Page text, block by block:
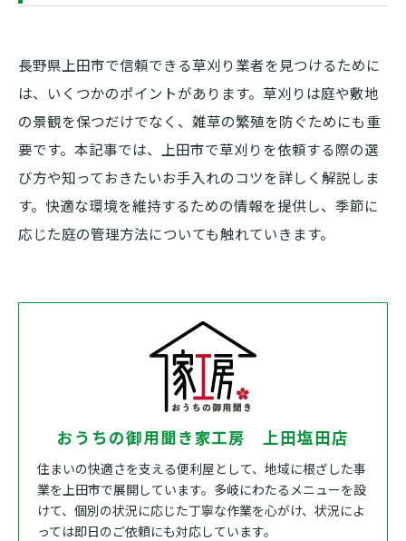
長野県上田市で信頼できる草刈り業者を見つけるために
は、いくつかのポイントがあります。草刈りは庭や敷地
の景観を保つだけでなく、雑草の繁殖を防ぐためにも重
要です。本記事では、上田市で草刈りを依頼する際の選
び方や知っておきたいお手入れのコツを詳しく解説しま
す。快適な環境を維持するための情報を提供し、季節に
応じた庭の管理方法についても触れていきます。
おうちの御用聞き家工房 上田塩田店
住まいの快適さを支える便利屋として、地域に根ざした事
業を上田市で展開しています。多岐にわたるメニューを設
けて、個別の状況に応じた丁寧な作業を心がけ、状況によ
っては即日のご依頼にも対応しています。